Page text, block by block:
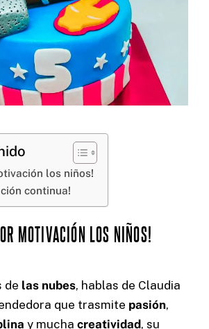
los niños!
continua!
MOTIVACIÓN LOS NIÑOS!
de las nubes, hablas de Claudia
que trasmite pasión,
y mucha creatividad, su